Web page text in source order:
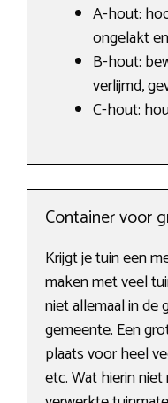
A-hout:
ongelakt
B-hout:
verlijmd,
C-hout:
Container voor
Krijgt je tuin een
maken met veel
niet allemaal in de
gemeente. Een
plaats voor heel
etc. Wat hierin